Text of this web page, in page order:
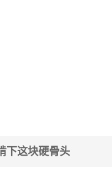
下这块硬骨头